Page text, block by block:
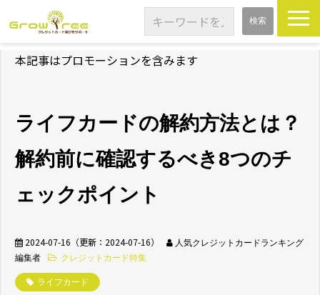
TOP
カードレビュー
本記事はプロモーションを含みます
ライフカードの解約方法とは？
解約前に確認するべき8つのチ
ェックポイント
2024-07-16 （更新： 2024-07-16）
人気クレジットカードランキング
編集者
クレジットカード特集
ライフカード